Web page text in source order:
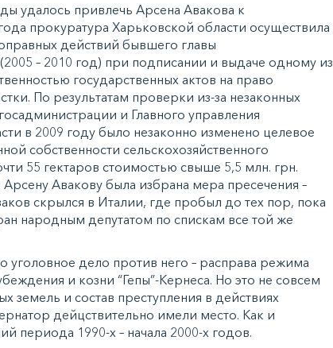
удалось привлечь Арсена Авакова к
прокуратура Харьковской области осуществила
действий бывшего главы
– 2010 год) при подписании и выдаче одному из
государственных актов на право
По результатам проверки из-за незаконных
и Главного управления
в 2009 году было незаконно изменено целевое
собственности сельскохозяйственного
55 гектаров стоимостью свыше 5,5 млн. грн.
Авакову была избрана мера пресечения –
скрылся в Италии, где пробыл до тех пор, пока
народным депутатом по спискам все той же
уголовное дело против него – расправа режима
и козни “Гепы”-Кернеса. Но это не совсем
земель и состав преступления в действиях
дейцствительно имели место. Как и
периода 1990-х – начала 2000-х годов.